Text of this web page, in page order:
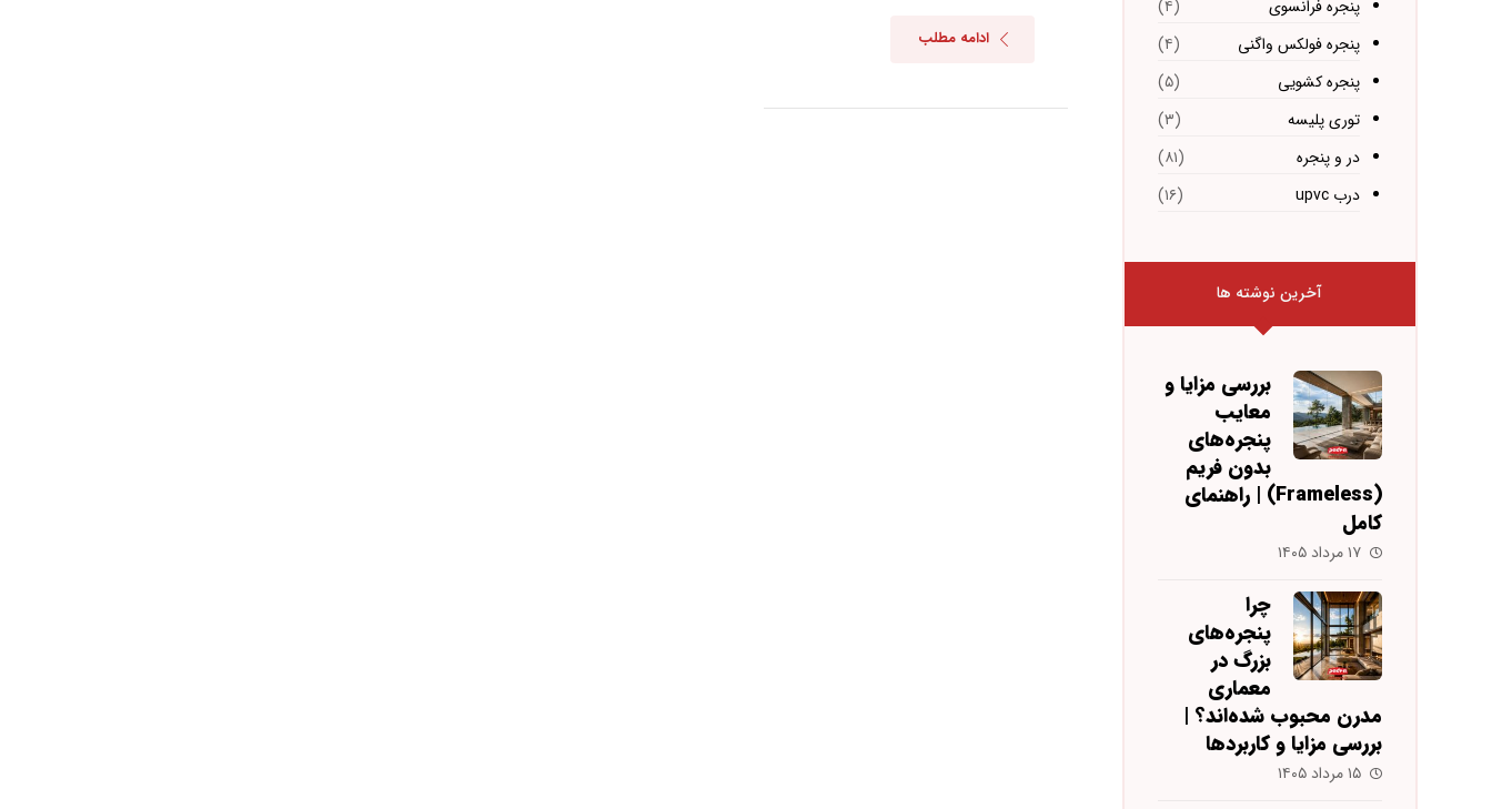
ادامه مطلب
پنجره فرانسوی
(۴)
پنجره فولکس واگنی
(۴)
پنجره کشویی
(۵)
توری پلیسه
(۳)
در و پنجره
(۸۱)
درب upvc
(۱۶)
آخرین نوشته ها
بررسی مزایا و
معایب
پنجره‌های
بدون فریم
(Frameless) | راهنمای
کامل
۱۷ مرداد ۱۴۰۵
چرا
پنجره‌های
بزرگ در
معماری
مدرن محبوب شده‌اند؟ |
بررسی مزایا و کاربردها
۱۵ مرداد ۱۴۰۵